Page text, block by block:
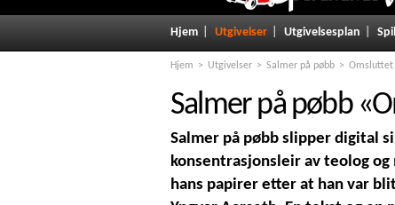
Hjem Utgivelser Utgivelsesplan
Hjem Utgivelser Salmer på pøbb Omsluttet
Salmer på pøbb«
Salmer på pøbb slipper digital
konsentrasjonsleir av teolog
hans papirer etter at han var